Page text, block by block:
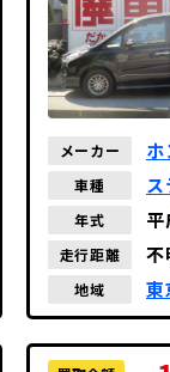
メーカー ホ
車種
年式
走行距離 不
地域 東